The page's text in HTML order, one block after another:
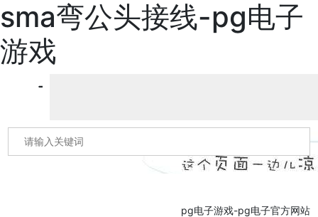
sma弯公头接线-pg电子
游戏
pg电子游戏-pg电子官方网站